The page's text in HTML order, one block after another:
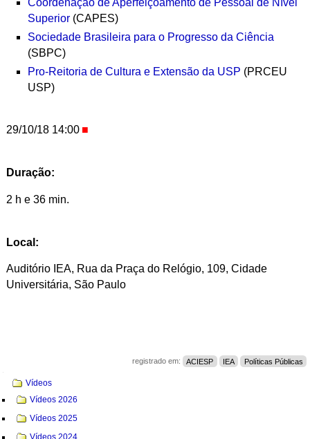
Superior (CAPES)
Sociedade Brasileira para o Progresso da Ciência
(SBPC)
Pro-Reitoria de Cultura e Extensão da USP (PRCEU
USP)
29/10/18 14:00
Duração:
2 h e 36 min.
Local:
Auditório IEA, Rua da Praça do Relógio, 109, Cidade
Universitária, São Paulo
registrado em: ACIESP IEA Políticas Públicas
Navegação
Vídeos
Vídeos 2026
Vídeos 2025